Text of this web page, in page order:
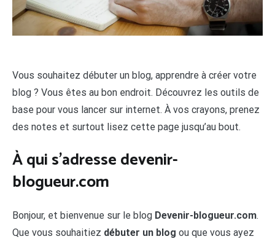
Vous souhaitez débuter un blog, apprendre à créer votre
blog ? Vous êtes au bon endroit. Découvrez les outils de
base pour vous lancer sur internet. À vos crayons, prenez
des notes et surtout lisez cette page jusqu’au bout.
À qui s’adresse devenir-
blogueur.com
Bonjour, et bienvenue sur le blog Devenir-blogueur.com.
Que vous souhaitiez débuter un blog ou que vous ayez